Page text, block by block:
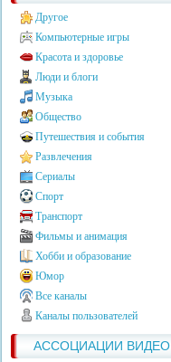
Другое
Компьютерные игры
Красота и здоровье
Люди и блоги
Музыка
Общество
Путешествия и события
Развлечения
Сериалы
Спорт
Транспорт
Фильмы и анимация
Хобби и образование
Юмор
Все каналы
Каналы пользователей
АССОЦИАЦИИ ВИДЕО